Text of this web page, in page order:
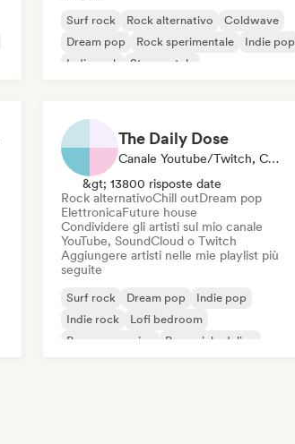
Surf rock Rock alternativo
Coldwave
Dream pop
Rock sperimentale
Indie pop
Indie rock
Strumentale
The Daily Dose
Canale Youtube/Twitch, Curatore Di Playlist
&gt; 13800 risposte date
Rock alternativoChill outDream pop
ElettronicaFuture house
Condividere gli artisti sul mio canale
YouTube, SoundCloud o Twitch
Aggiungere artisti nelle mie playlist più
seguite
Surf rock Dream pop
Indie pop
Indie rock
Lofi bedroom
Pop progressivo
Pop psichedelico